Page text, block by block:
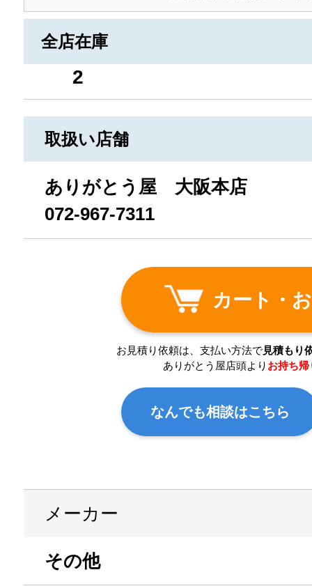
全店在庫
2
取扱い店舗
ありがとう屋 大阪本店
072-967-7311
カート・
お見積り依頼は、支払い方法で見積もり
ありがとう屋店頭より お持ち帰
なんでも相談はこちら
メーカー
その他